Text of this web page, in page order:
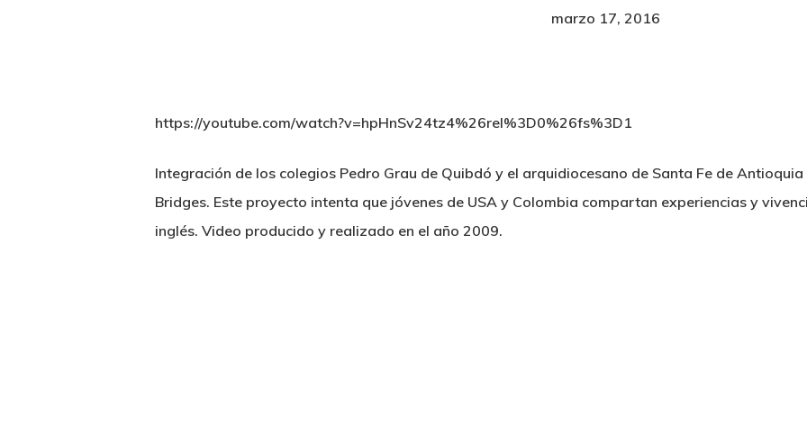
marzo 17, 2016
https://youtube.com/watch?v=hpHnSv24tz4%26rel%3D0%26fs%3D1
Integración de los colegios Pedro Grau de Quibdó y el arquidiocesano de Santa Fe de
Bridges. Este proyecto intenta que jóvenes de USA y Colombia compartan experiencias y
inglés. Video producido y realizado en el año 2009.